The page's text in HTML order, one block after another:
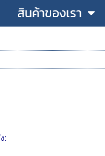
สินค้าของเรา
: